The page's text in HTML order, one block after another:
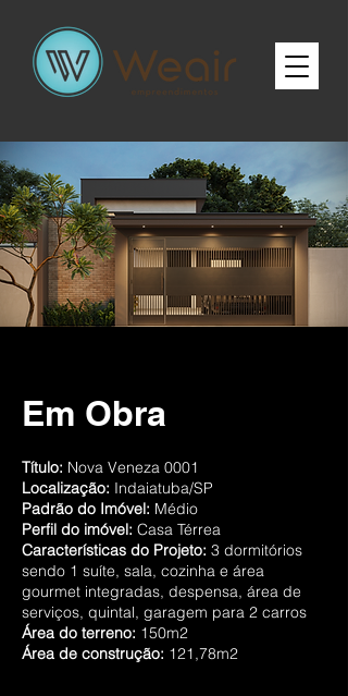
Em Obra
Título: Nova Veneza 0001
Localização: Indaiatuba/SP
Padrão do Imóvel: Médio
Perfil do imóvel: Casa Térrea
Características do Projeto: 3 dormitórios
sendo 1 suíte, sala, cozinha e área
gourmet integradas, despensa, área de
serviços, quintal, garagem para 2 carros
Área do terreno: 150m2
Área de construção: 121,78m2